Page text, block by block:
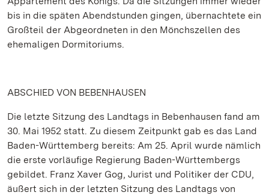
bis in die späten Abendstunden gingen, übernachtete ein
Großteil der Abgeordneten in den Mönchszellen des
ehemaligen Dormitoriums.
ABSCHIED VON BEBENHAUSEN
Die letzte Sitzung des Landtags in Bebenhausen fand am
30. Mai 1952 statt. Zu diesem Zeitpunkt gab es das Land
Baden-Württemberg bereits: Am 25. April wurde nämlich
die erste vorläufige Regierung Baden-Württembergs
gebildet. Franz Xaver Gog, Jurist und Politiker der CDU,
äußert sich in der letzten Sitzung des Landtags von